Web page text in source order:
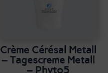
Crème Cérésal Metall
– Tagescreme Metall
– Phyto5